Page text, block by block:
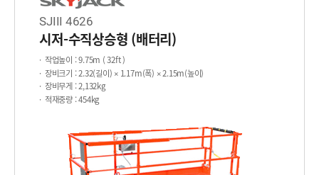
SJIII 4626
시저-수직상승형 (배터리)
작업높이 : 9.75m ( 32ft )
장비크기 : 2.32(길이) × 1.17m(폭) × 2.15m(높이)
장비무게: 2,132kg
적재중량: 454kg